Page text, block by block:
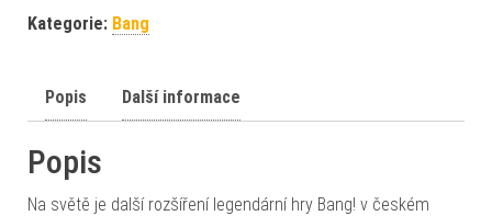
Kategorie: Bang
Popis Další informace
Popis
Na světě je další rozšíření legendární hry Bang! v českém